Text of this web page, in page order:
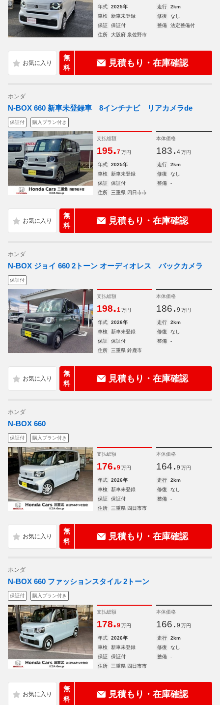
年式 2025年 走行
2km
車検
新車未登録 修復
なし
保証
保証付 整備
法定整備付
住所
大阪府 泉佐野市
無
料
見積もり・在庫確認
ホンダ
N-BOX 660 新車未登録車 8インチナビ リアカメラde
保証付 購入プラン付き
支払総額
195.7 万円
本体価格
183. 4 万円
年式 2025年 走行
2km
車検
新車未登録 修復
なし
保証
保証付 整備
-
住所
三重県 四日市市
無
料
見積もり・在庫確認
ホンダ
N-BOX ジョイ 660 2トーン オーディオレス バックカメラ
保証付
支払総額
198.1 万円
本体価格
186. 9 万円
年式 2026年 走行
2km
車検
新車未登録 修復
なし
保証
保証付 整備
-
住所
三重県 鈴鹿市
無
料
見積もり・在庫確認
ホンダ
N-BOX 660
保証付 購入プラン付き
支払総額
176.9 万円
本体価格
164. 9 万円
年式 2026年 走行
2km
車検
新車未登録 修復
なし
保証
保証付 整備
-
住所
三重県 四日市市
無
料
見積もり・在庫確認
ホンダ
N-BOX 660 ファッションスタイル 2トーン
保証付 購入プラン付き
支払総額
178.9 万円
本体価格
166. 9 万円
年式 2026年 走行
2km
車検
新車未登録 修復
なし
保証
保証付 整備
-
住所
三重県 四日市市
無
料
見積もり・在庫確認